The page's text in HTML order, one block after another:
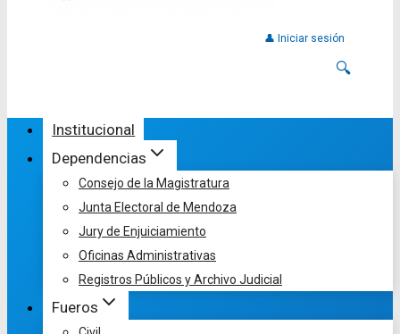
👤 Iniciar sesión
🔍
Institucional
Dependencias
Consejo de la Magistratura
Junta Electoral de Mendoza
Jury de Enjuiciamiento
Oficinas Administrativas
Registros Públicos y Archivo Judicial
Fueros